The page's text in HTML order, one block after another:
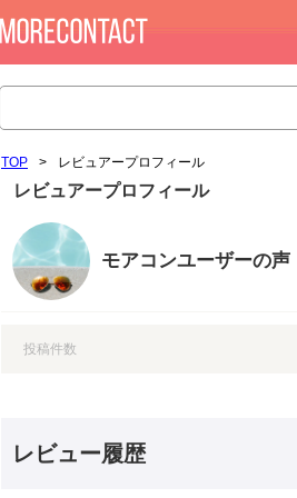
TOP > レビュアープロフィール
レビュアープロフィール
モアコンユーザーの声
投稿件数
レビュー履歴